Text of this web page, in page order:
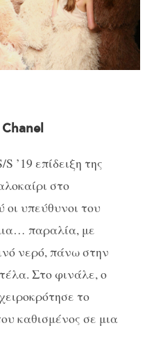
Chanel
’19 επίδειξη της
στο
υπεύθυνοι του
παραλία, με
νερό, πάνω στην
Στο φινάλε, ο
το
καθισμένος σε μια